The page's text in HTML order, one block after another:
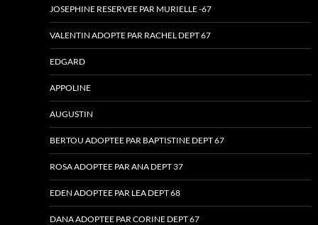
JOSEPHINE RESERVEE PAR MURIELLE -67
VALENTIN ADOPTE PAR RACHEL DEPT 67
EDGARD
APPOLINE
AUGUSTIN
BERTOU ADOPTEE PAR BAPTISTINE DEPT 67
ROSA ADOPTEE PAR ANA DEPT 37
EDEN ADOPTEE PAR LEA DEPT 68
DANA ADOPTEE PAR CORINE DEPT 67